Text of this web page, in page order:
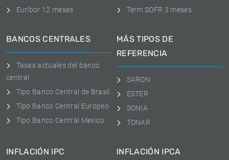
Euríbor 12 meses
Term SOFR 3 meses
BANCOS CENTRALES
Tasas actuales del banco
central
Tipo Banco Central de Brasil
Tipo Banco Central Europeo
Tipo Banco Central Mexico
MÁS TIPOS DE
REFERENCIA
SARON
ESTER
SONIA
TONAR
INFLACIÓN IPC INFLACIÓN IPCA